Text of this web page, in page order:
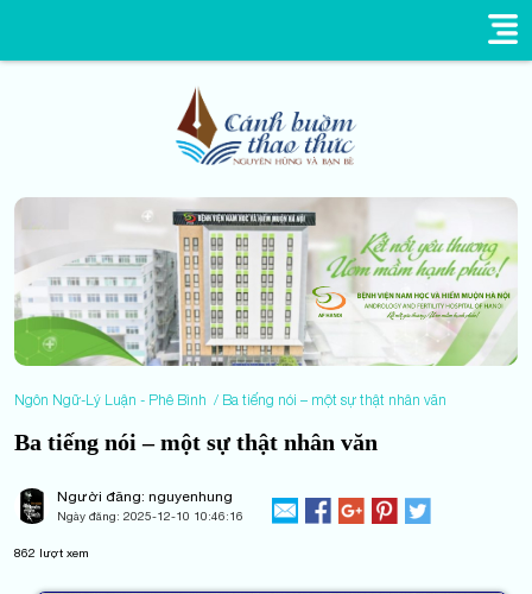
Ngôn Ngữ-Lý Luận - Phê Bình Ba tiếng nói – một sự thật nhân văn
Ba tiếng nói – một sự thật nhân văn
Người đăng: nguyenhung
Ngày đăng: 2025-12-10 10:46:16
862 lượt xem